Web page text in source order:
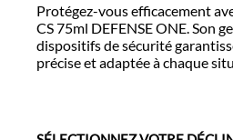
Protégez-vous efficacement
CS 75ml DEFENSE ONE. Son
dispositifs de sécurité
précise et adaptée à chaque